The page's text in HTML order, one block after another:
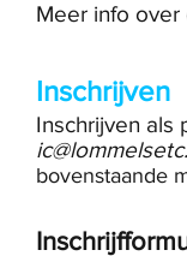
Meer info
Inschrijven
Inschrijven als
bovenstaande